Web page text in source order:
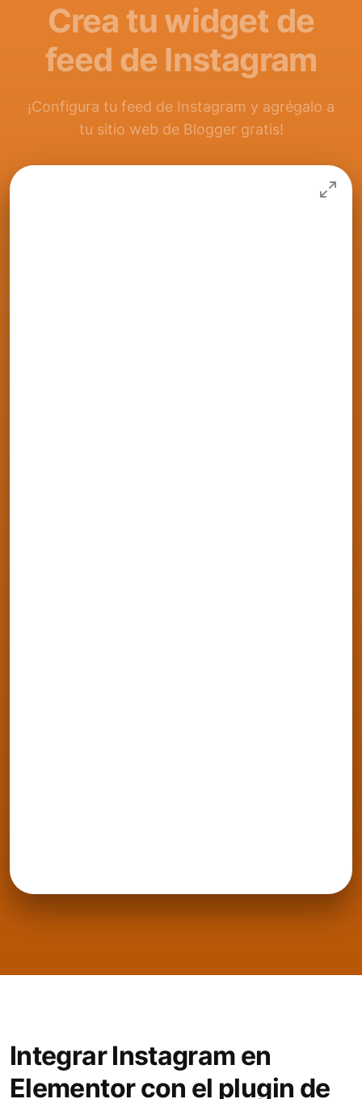
Crea tu widget de
feed de Instagram
¡Configura tu feed de Instagram y agrégalo a
tu sitio web de Blogger gratis!
Integrar Instagram en
Elementor con el plugin de